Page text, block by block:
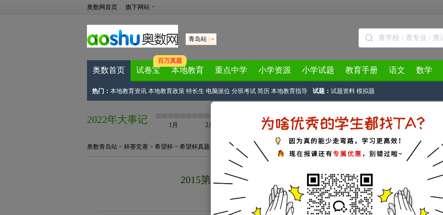
奥数网首页 旗下网站
青岛站
奥数首页 试卷宝
百万真题
本地教育 重点中学 小学资源 小学试题 教育手册 语文 数学
热门： 本地教育资讯 本地教育政策 特长生 电脑派位 分班考试 简历 本地教育指导 试题： 试题资料 模拟题
2022年大事记 1月 2月 4月 5月 6月 7月
奥数青岛站 > 杯赛竞赛 > 希望杯 > 希望杯真题
2015第十三届希望杯一试四年级试题解析
来源：青岛奥数网 2015-03-15 11:14:58